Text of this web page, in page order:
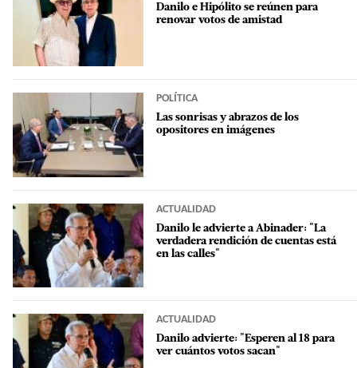
Danilo e Hipólito se reúnen para
renovar votos de amistad
POLÍTICA
Las sonrisas y abrazos de los
opositores en imágenes
ACTUALIDAD
Danilo le advierte a Abinader: "La
verdadera rendición de cuentas está
en las calles"
ACTUALIDAD
Danilo advierte: "Esperen al 18 para
ver cuántos votos sacan"